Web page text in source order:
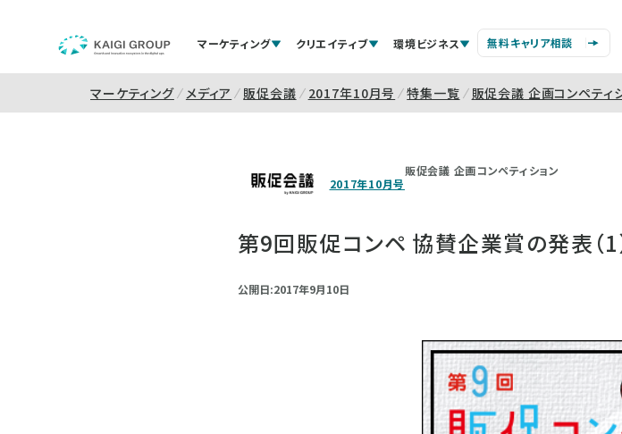
マーケティング クリエイティブ 環境ビジネス 無料キャリア相談
マーケティング メディア 販促会議 2017年10月号 特集一覧 販促会議 企画コンペティ
2017年10月号
販促会議 企画コンペティション
第9回販促コンペ 協賛企業賞の発表（1
公開日:2017年9月10日